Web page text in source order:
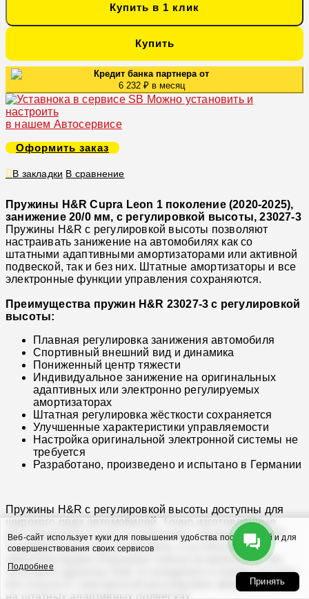
Купить в 1 клик
Купить
Кредит банка партнера от
6 232 ₽ в месяц
Можно установить и
настроить
в нашем Автосервисе
Оформить заказ
В закладки В сравнение
Пружины H&R Cupra Leon 1 поколение (2020-2025),
занижение 20/0 мм, с регулировкой высоты, 23027-3
Пружины H&R с регулировкой высоты позволяют
настраивать занижение на автомобилях как со
штатными адаптивными амортизаторами или активной
подвеской, так и без них. Штатные амортизаторы и все
электронные функции управления сохраняются.
Преимущества пружин H&R 23027-3 с регулировкой
высоты:
Плавная регулировка занижения автомобиля
Спортивный внешний вид и динамика
Пониженный центр тяжести
Индивидуальное занижение на оригинальных
адаптивных или электронно регулируемых
амортизаторах
Штатная регулировка жёсткости сохраняется
Улучшенные характеристики управляемости
Настройка оригинальной электронной системы не
требуется
Разработано, произведено и испытано в Германии
Пружины H&R с регулировкой высоты доступны для
широкого ряда автомобилей. Точно изготовленные
регулировочные узлы в сочетании с пружинами H&R,
подобранными под автомобиль, и штатными
амортизаторами открывают новые возможности. Вы
получаете удовольствие от вождения и низкую посадку
без отказа от электронной регулировки амортизаторов
на штатных адаптивных подвесках.
Веб-сайт использует куки для повышения удобства посетителей и для
совершенствования своих сервисов
Подробнее
Принять